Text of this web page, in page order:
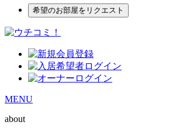
希望のお部屋をリクエスト
MENU
about